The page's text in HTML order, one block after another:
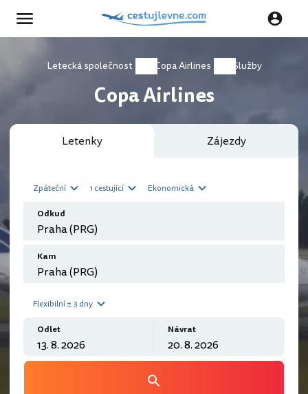
Letecká společnost Copa Airlines Služby
Copa Airlines
Letenky Zájezdy
Zpáteční 1 cestující Ekonomická
Odkud
Kam
Flexibilní ± 3 dny
Odlet Návrat